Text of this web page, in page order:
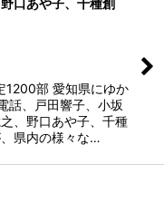
口あや子、千種創
部 愛知県にゆか
話、戸田響子、小坂
、野口あや子、千種
県内の様々な…